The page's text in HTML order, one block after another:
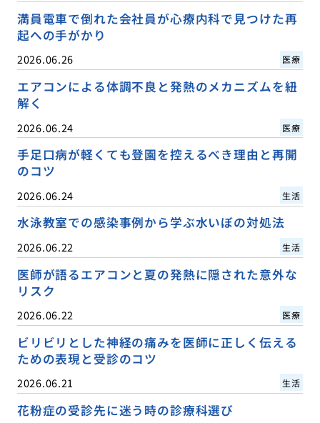
満員電車で倒れた会社員が心療内科で見つけた再
起への手がかり
2026.06.26 医療
エアコンによる体調不良と発熱のメカニズムを紐
解く
2026.06.24 医療
手足口病が軽くても登園を控えるべき理由と再開
のコツ
2026.06.24 生活
水泳教室での感染事例から学ぶ水いぼの対処法
2026.06.22 生活
医師が語るエアコンと夏の発熱に隠された意外な
リスク
2026.06.22 医療
ビリビリとした神経の痛みを医師に正しく伝える
ための表現と受診のコツ
2026.06.21 生活
花粉症の受診先に迷う時の診療科選び